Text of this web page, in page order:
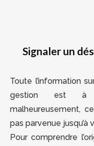
Signaler un
Toute l’information
gestion est à
malheureusement,
pas parvenue jusqu’à
Pour comprendre